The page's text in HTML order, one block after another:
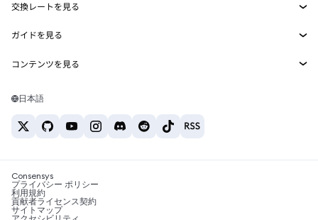
MetaMask Connect
Snaps
Web3サービス
セキュリティ
サポート
キャリア
お問い合わせ
イーサリアムの価格
Solanaの価格
Tetherの価格
交換レートを見る
ETH→USD
USDT→INR
BTC→INR
ETH→USDT
ガイドを見る
ETHの購入
USDTの購入
SHIBの購入
BNBの購入
コンテンツを見る
Solanaウォレット
税制関連ニュース
暗号資産の購入方法は？
日本語
Consensys
プライバシー ポリシー
利用規約
貢献者ライセンス契約
サイトマップ